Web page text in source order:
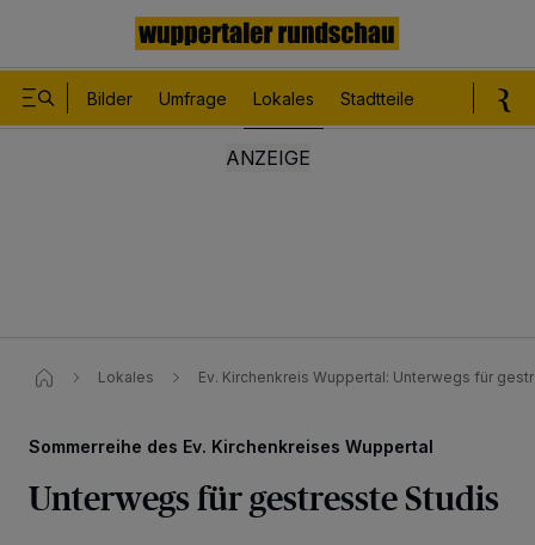
Bilder Umfrage Lokales Stadtteile
Lokales Ev. Kirchenkreis Wuppertal​: Unterwegs für
Sommerreihe des Ev. Kirchenkreises Wuppertal
Unterwegs für gestresste Studis